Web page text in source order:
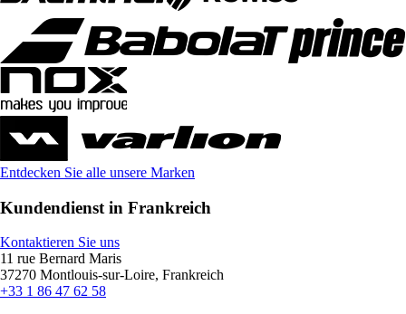
Entdecken Sie alle unsere Marken
Kundendienst in Frankreich
Kontaktieren Sie uns
11 rue Bernard Maris
37270 Montlouis-sur-Loire, Frankreich
+33 1 86 47 62 58